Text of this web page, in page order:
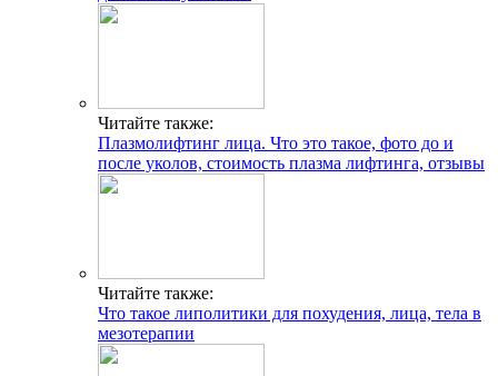
Читайте также:
Плазмолифтинг лица. Что это такое, фото до и
после уколов, стоимость плазма лифтинга, отзывы
Читайте также:
Что такое липолитики для похудения, лица, тела в
мезотерапии